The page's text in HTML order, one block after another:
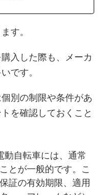
す。
入した際も、メーカ
です。
別の制限や条件があ
を確認しておくこと
動自転車には、通常
とが一般的です。こ
証の有効期限、適用